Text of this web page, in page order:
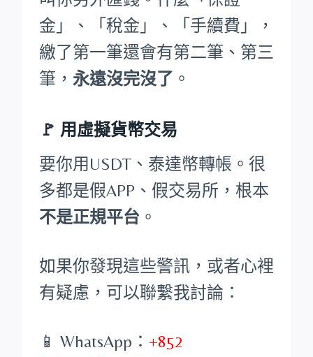
金」、「稅金」、「手續費」，
繳了第一筆還會有第二筆、第三
筆， 永遠沒完沒了 。
🚩 用虛擬貨幣交易
要你用USDT、泰達幣轉帳。很
多都是假APP、假交易所，根本
不是正規平台 。
如果你發現這些警訊，或者心裡
有疑慮，可以聯繫我討論：
📱 WhatsApp： +852